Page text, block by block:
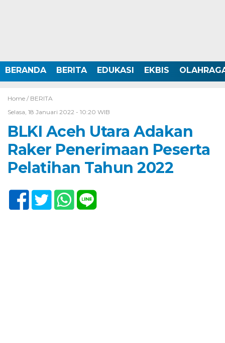
BERANDA BERITA EDUKASI EKBIS
Home / BERITA
Selasa, 18 Januari 2022 - 10:20 WIB
BLKI Aceh Utara Adakan
Raker Penerimaan Peserta
Pelatihan Tahun 2022